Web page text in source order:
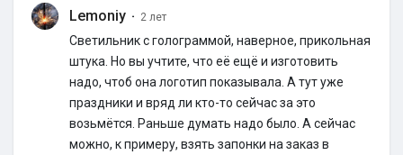
Lemoniy · 2 лет
Светильник с голограммой, наверное, прикольная
штука. Но вы учтите, что её ещё и изготовить
надо, чтоб она логотип показывала. А тут уже
праздники и вряд ли кто-то сейчас за это
возьмётся. Раньше думать надо было. А сейчас
можно, к примеру, взять запонки на заказ в